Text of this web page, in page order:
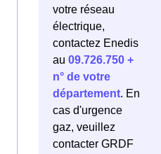
votre réseau
électrique,
contactez Enedis
au 09.726.750 +
n° de votre
département. En
cas d'urgence
gaz, veuillez
contacter GRDF